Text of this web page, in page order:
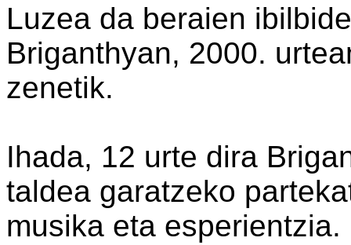
Luzea da beraien
Briganthyan, 2000.
zenetik.
Ihada, 12 urte dira
taldea garatzeko
musika eta esperientzia.